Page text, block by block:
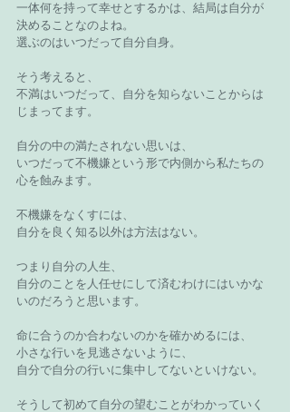
一体何を持って幸せとするかは、結局は自分が
決めることなのよね。
選ぶのはいつだって自分自身。
そう考えると、
不満はいつだって、自分を知らないことからは
じまってます。
自分の中の満たされない思いは、
いつだって不機嫌という形で内側から私たちの
心を蝕みます。
不機嫌をなくすには、
自分を良く知る以外は方法はない。
つまり自分の人生、
自分のことを人任せにして済むわけにはいかな
いのだろうと思います。
命に合うのか合わないのかを確かめるには、
小さな行いを見逃さないように、
自分で自分の行いに集中してないといけない。
そうして初めて自分の望むことがわかっていく